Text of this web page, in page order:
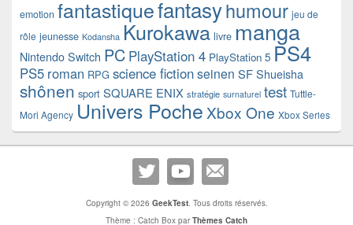
emotion fantastiquefantasyhumour jeu de
rôle jeunesse Kodansha Kurokawa livre manga
Nintendo Switch PC PlayStation 4 PlayStation 5 PS4
PS5 roman RPG science fictionseinen SF Shueisha
shônen sport SQUARE ENIX stratégie surnaturel test Tuttle-
Mori Agency Univers Poche Xbox One Xbox Series
Copyright © 2026 GeekTest. Tous droits réservés.
Thème : Catch Box parThèmes Catch